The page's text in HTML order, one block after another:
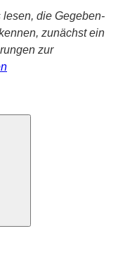
die Gegeben-
zunächst ein
zur